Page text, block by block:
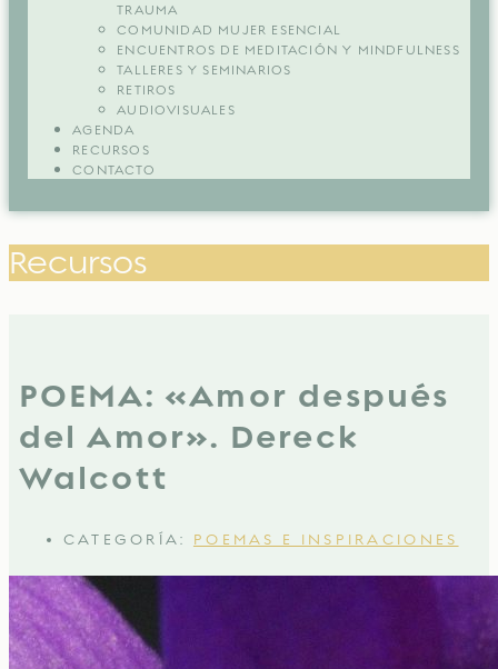
TRAUMA
COMUNIDAD MUJER ESENCIAL
ENCUENTROS DE MEDITACIÓN Y MINDFULNESS
TALLERES Y SEMINARIOS
RETIROS
AUDIOVISUALES
AGENDA
RECURSOS
CONTACTO
Recursos
POEMA: «Amor después
del Amor». Dereck
Walcott
CATEGORÍA: POEMAS E INSPIRACIONES